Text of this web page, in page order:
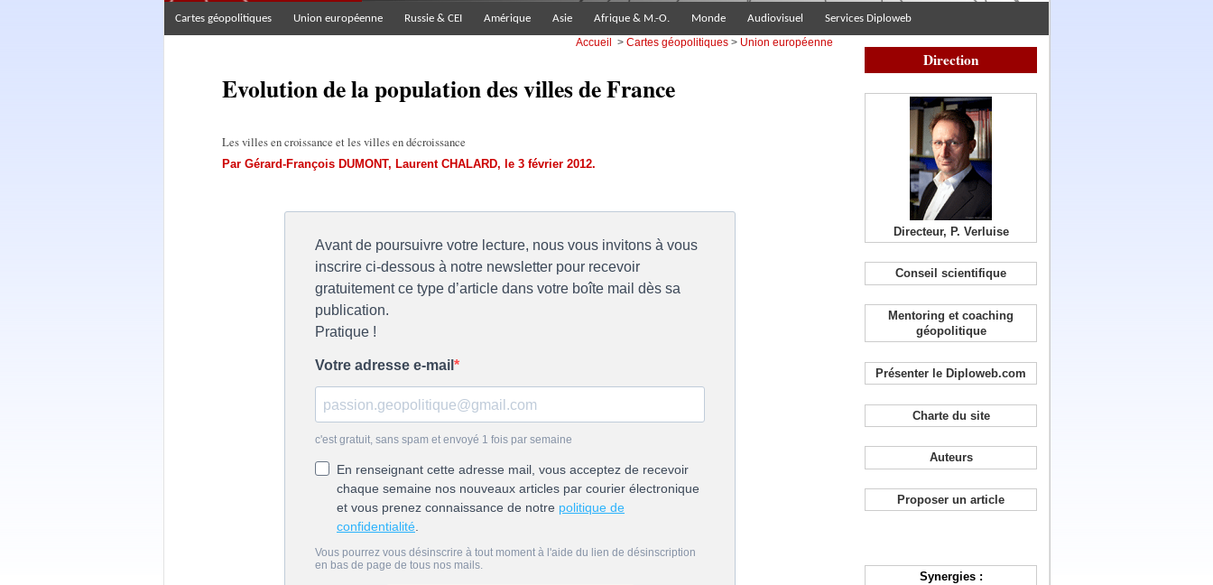
Cartes géopolitiques Union européenne Russie & CEI Amérique Asie Afrique & M.-O. Monde Audiovisuel Services Diploweb
Accueil >Cartes géopolitiques > Union européenne
Evolution de la population des villes de France
Les villes en croissance et les villes en décroissance
Par Gérard-François DUMONT, Laurent CHALARD, le 3 février 2012.
Direction
Directeur, P. Verluise
Conseil scientifique
Mentoring et coaching
géopolitique
Présenter le Diploweb.com
Charte du site
Auteurs
Proposer un article
Synergies :